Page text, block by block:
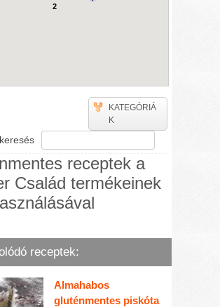
2
KATEGÓRIÁ
K
receptek a
Család termékeinek
receptek:
Almahabos
gluténmentes piskóta